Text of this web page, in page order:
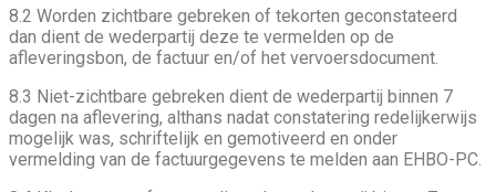
8.2 Worden zichtbare gebreken of tekorten geconstateerd
dan dient de wederpartij deze te vermelden op de
afleveringsbon, de factuur en/of het vervoersdocument.
8.3 Niet-zichtbare gebreken dient de wederpartij binnen 7
dagen na aflevering, althans nadat constatering redelijkerwijs
mogelijk was, schriftelijk en gemotiveerd en onder
vermelding van de factuurgegevens te melden aan EHBO-PC.